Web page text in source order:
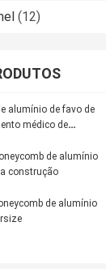
(12)
alumínio de favo de
médico de
de alumínio
construção
de alumínio